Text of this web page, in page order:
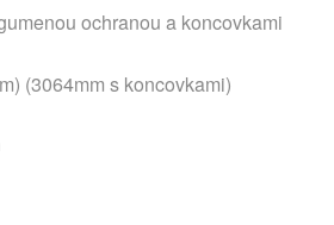
ochranou a koncovkami
(3064mm s koncovkami)